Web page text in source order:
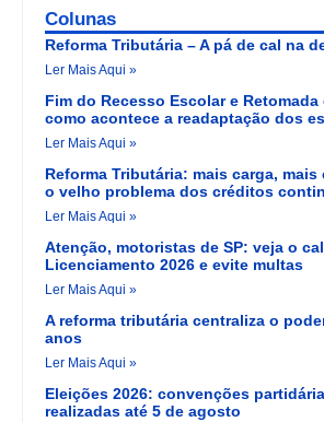
Colunas
Reforma Tributária – A pá de cal na
Ler Mais Aqui »
Fim do Recesso Escolar e Retomada
como acontece a readaptação dos
Ler Mais Aqui »
Reforma Tributária: mais carga, mais
o velho problema dos créditos
Ler Mais Aqui »
Atenção, motoristas de SP: veja o
Licenciamento 2026 e evite multas
Ler Mais Aqui »
A reforma tributária centraliza o
anos
Ler Mais Aqui »
Eleições 2026: convenções
realizadas até 5 de agosto